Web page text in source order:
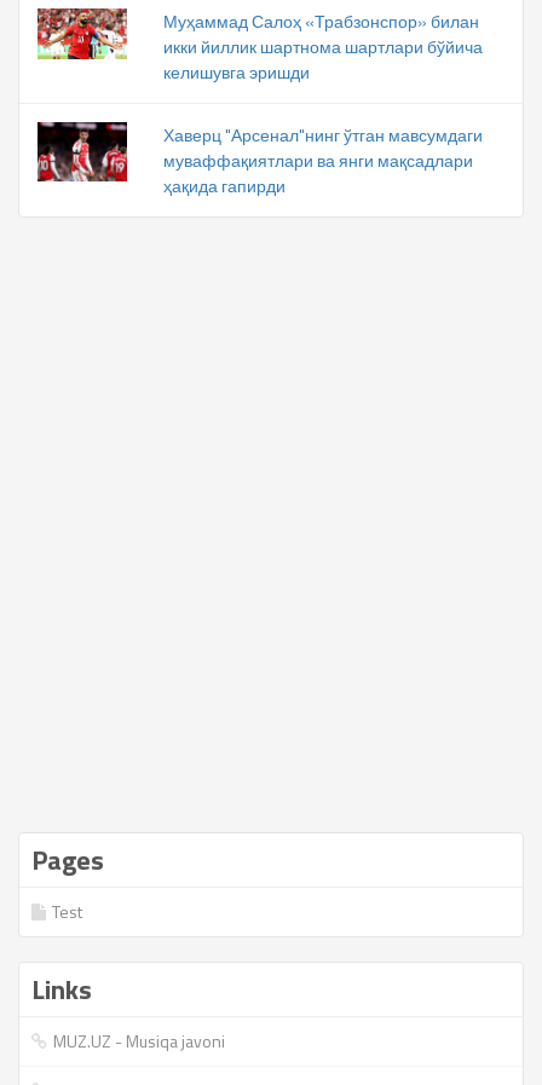
Муҳаммад Салоҳ «Трабзонспор» билан
икки йиллик шартнома шартлари бўйича
келишувга эришди
Хаверц "Арсенал"нинг ўтган мавсумдаги
муваффақиятлари ва янги мақсадлари
ҳақида гапирди
Pages
Test
Links
MUZ.UZ - Musiqa javoni